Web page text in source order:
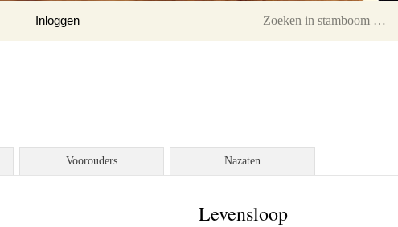
Inloggen
Voorouders Nazaten
Levensloop